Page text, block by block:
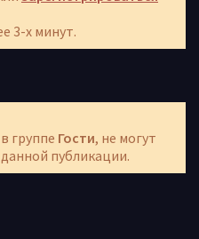
3-х минут.
группе Гости, не могут
публикации.